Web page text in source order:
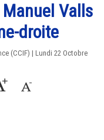
Valls
droite
(CCIF) | Lundi 22 Octobre